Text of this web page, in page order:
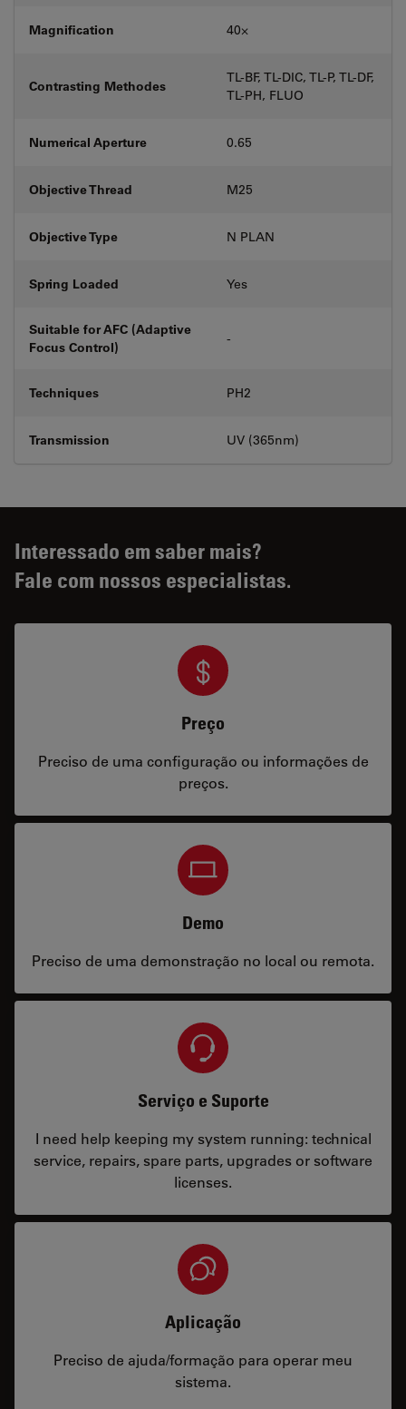
Magnification 40⨉
Contrasting Methodes
TL-BF, TL-DIC, TL-P, TL-DF,
TL-PH, FLUO
Numerical Aperture 0.65
Objective Thread M25
Objective Type N PLAN
Spring Loaded Yes
Suitable for AFC (Adaptive
Focus Control)
-
Techniques PH2
Transmission UV (365nm)
Interessado em saber mais?
Fale com nossos especialistas.
Preço
Preciso de uma configuração ou informações de
preços.
Demo
Preciso de uma demonstração no local ou remota.
Serviço e Suporte
I need help keeping my system running: technical
service, repairs, spare parts, upgrades or software
licenses.
Aplicação
Preciso de ajuda/formação para operar meu
sistema.